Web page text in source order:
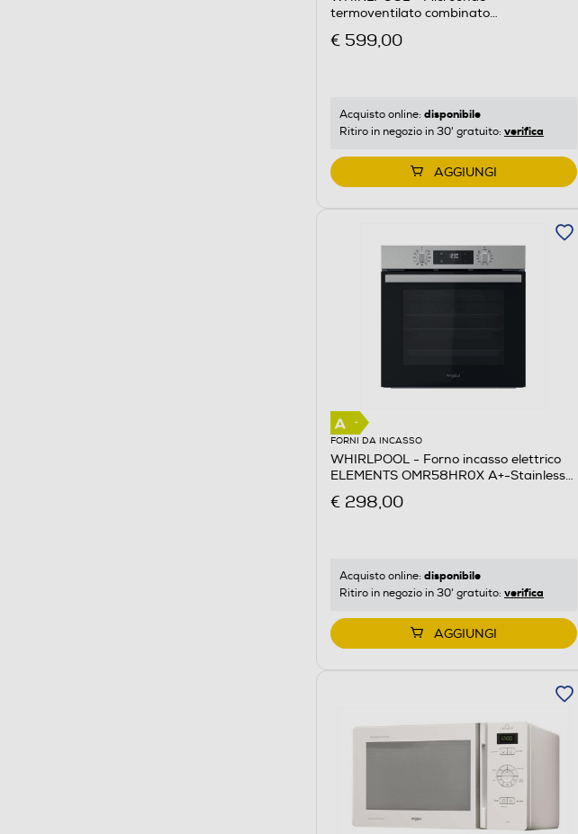
termoventilato combinato
€ 599,00
Acquisto online: disponibile
Ritiro in negozio in 30' gratuito: verifica
AGGIUNGI
FORNI DA INCASSO
WHIRLPOOL - Forno incasso elettrico
ELEMENTS OMR58HR0X A+-Stainless
€ 298,00
Acquisto online: disponibile
Ritiro in negozio in 30' gratuito: verifica
AGGIUNGI